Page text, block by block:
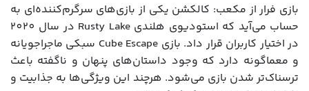
بازی فرار از مکعب: کالکشن یکی از بازی‌های سرگرم‌کننده‌ای به
حساب می‌آید که استودیوی هلندی Rusty Lake در سال 2020
در اختیار کاربران قرار داد. بازی Cube Escape سبکی ماجراجویانه
و معماگونه دارد که وجود داستان‌های پنهان و ناگفته باعث
ترسناک‌تر شدن بازی می‌شود. هرچند این ویژگی‌ها به جذابیت و